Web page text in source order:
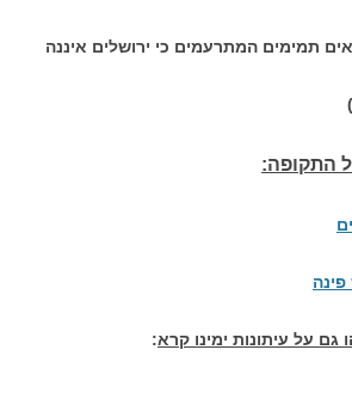
תמימים המתרעמים כי ירושלים איננה
התקופה:
על עיתונות ימינו קרא: